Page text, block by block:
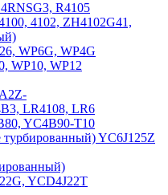
R4105
4102, ZH4102G41,
WP6G, WP4G
WP10, WP12
LR4108, LR6
YC4B90-T10
YC6J125Z
YCD4J22T